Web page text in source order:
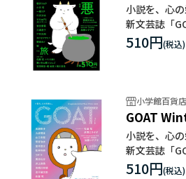
小説を、心
新文芸誌「
510円
小学館百貨店
GOAT
小説を、心
新文芸誌「
510円